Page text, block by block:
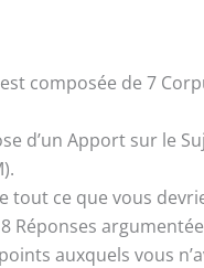
composée de 7
d’un Apport sur le
tout ce que vous
Réponses
auxquels vous